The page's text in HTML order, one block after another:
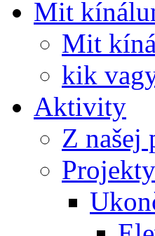
Mit
Mit
kik
Aktivity
Z našej
Projekty